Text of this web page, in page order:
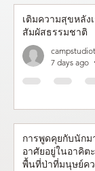
เติมความสุขหลัง
สัมผัสธรรมชาติ
7 days ago
การพูดคุยกับนัก
อาศัยอยู่ในอาคิต
พื้นที่ป่าที่มนุษย์ค